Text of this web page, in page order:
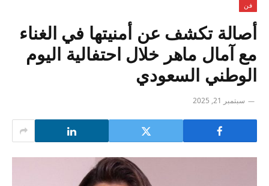
فن
أصالة تكشف عن أمنيتها في الغناء
مع آمال ماهر خلال احتفالية اليوم
الوطني السعودي
سبتمبر 21, 2025